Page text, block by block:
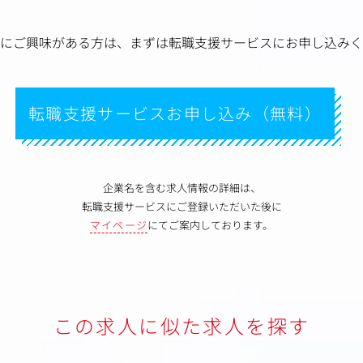
ご興味がある方は、 まずは転職支援サービスにお申し込み
転職支援サービスお申し込み（無料）
企業名を含む求人情報の詳細は、
転職支援サービスにご登録いただいた後に
マイページにてご案内しております。
この求人に似た求人を探す